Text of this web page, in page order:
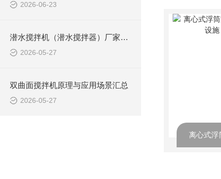
2026-06-23
潜水搅拌机（潜水搅拌器）厂家选型指南
2026-05-27
双曲面搅拌机原理与应用场景汇总
2026-05-27